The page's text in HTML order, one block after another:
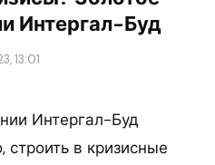
Интергал-Буд
13:01
Интергал-Буд
строить в кризисные